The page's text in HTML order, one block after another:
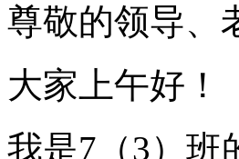
尊敬的领导、
大家上午好！
我是7（3）班